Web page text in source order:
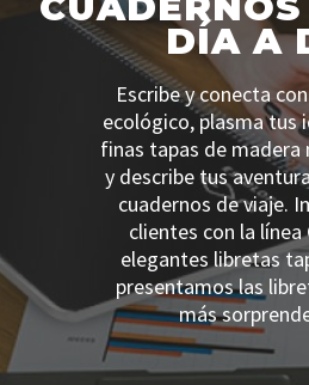
DÍA A
Escribe y conecta
ecológico, plasma tus
finas tapas de madera
y describe tus
cuadernos de viaje.
clientes con la línea
elegantes libretas
presentamos las
más